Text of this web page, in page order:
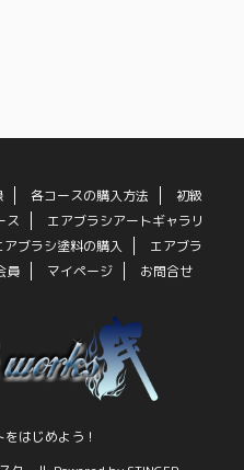
各コースの購入方法
初級
ス
エアブラシアートギャラリ
アブラシ塗料の購入
エアブラ
員 マイページ お問合せ
はじめよう！